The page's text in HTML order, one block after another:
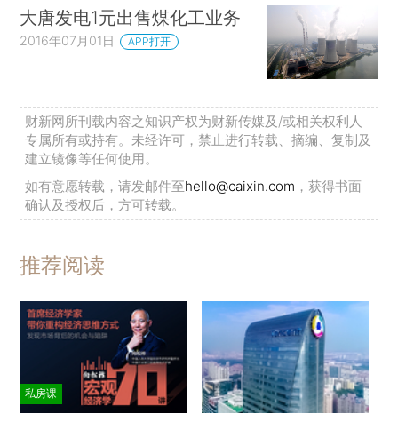
大唐发电1元出售煤化工业务
2016年07月01日 APP打开
财新网所刊载内容之知识产权为财新传媒及/或相关权利人
专属所有或持有。未经许可，禁止进行转载、摘编、复制及
建立镜像等任何使用。
如有意愿转载，请发邮件至hello@caixin.com ，获得书面
确认及授权后，方可转载。
推荐阅读
私房课